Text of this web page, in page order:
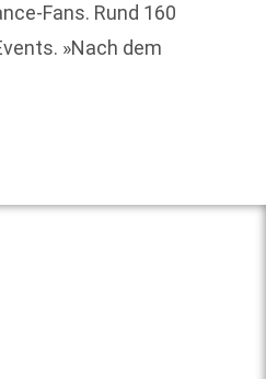
Fans. Rund 160
»Nach dem